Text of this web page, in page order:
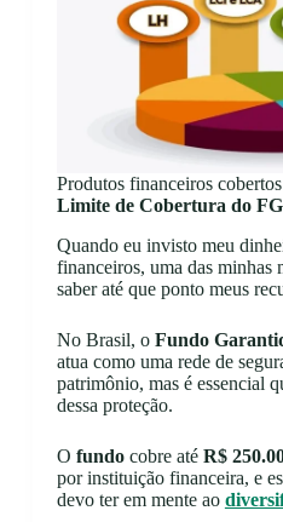
Produtos financeiros
Limite de Cobertura do
Quando eu invisto meu
financeiros, uma das minhas
saber até que ponto meus
No Brasil, o Fundo
atua como uma rede de
patrimônio, mas é essencial
dessa proteção.
O fundocobre até R$
por instituição financeira, e
devo ter em mente ao